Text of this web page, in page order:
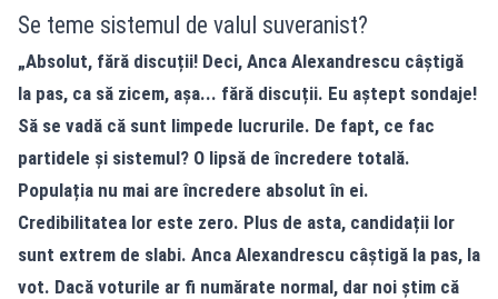
Se teme sistemul de valul suveranist?
„Absolut, fără discuții! Deci, Anca Alexandrescu câștigă
la pas, ca să zicem, așa... fără discuții. Eu aștept sondaje!
Să se vadă că sunt limpede lucrurile. De fapt, ce fac
partidele și sistemul? O lipsă de încredere totală.
Populația nu mai are încredere absolut în ei.
Credibilitatea lor este zero. Plus de asta, candidații lor
sunt extrem de slabi. Anca Alexandrescu câștigă la pas, la
vot. Dacă voturile ar fi numărate normal, dar noi știm că